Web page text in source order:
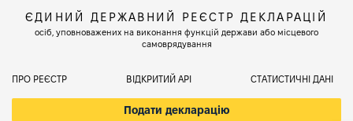
ЄДИНИЙ ДЕРЖАВНИЙ РЕЄСТР ДЕКЛАРАЦІЙ
осіб, уповноважених на виконання функцій держави або місцевого
самоврядування
ПРО РЕЄСТР ВІДКРИТИЙ АРІ СТАТИСТИЧНІ ДАНІ
Подати декларацію